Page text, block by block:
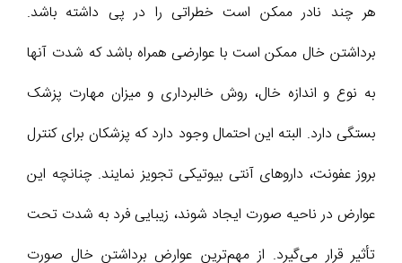
هر چند نادر ممکن است خطراتی را در پی داشته باشد.
برداشتن خال ممکن است با عوارضی همراه باشد که شدت آنها
به نوع و اندازه خال، روش خالبرداری و میزان مهارت پزشک
بستگی دارد. البته این احتمال وجود دارد که پزشکان برای کنترل
بروز عفونت، داروهای آنتی بیوتیکی تجویز نمایند. چنانچه این
عوارض در ناحیه صورت ایجاد شوند، زیبایی فرد به شدت تحت
تأثیر قرار می‌گیرد. از مهم‌ترین عوارض برداشتن خال صورت